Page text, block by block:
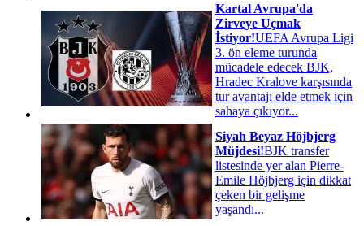
Kartal Avrupa'da
Zirveye Uçmak
İstiyor!UEFA Avrupa Ligi
3. ön eleme turunda
mücadele edecek BJK,
Hradec Kralove karşısında
tur avantajı elde etmek için
sahaya çıkıyor...
Siyah Beyaz Höjbjerg
Müjdesi!BJK transfer
listesinde yer alan Pierre-
Emile Höjbjerg için dikkat
çeken bir gelişme
yaşandı...